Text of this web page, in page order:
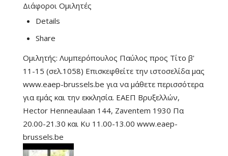
Διάφοροι Ομιλητές
Details
Share
Ομιλητής: Λυμπερόπουλος Παύλος προς Τίτο β'
11-15 (σελ.1058) Επισκεφθείτε την ιστοσελίδα μας
www.eaep-brussels.be για να μάθετε περισσότερα
για εμάς και την εκκλησία. ΕΑΕΠ Βρυξελλών,
Hector Henneaulaan 144, Zaventem 1930 Πα
20.00-21.30 και Κυ 11.00-13.00 www.eaep-
brussels.be